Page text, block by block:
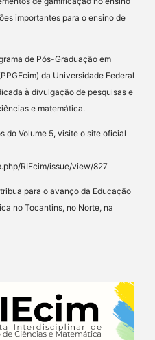
importantes para o ensino de
de Pós-Graduação em
da Universidade Federal
à divulgação de pesquisas e
e matemática.
do Volume 5, visite o site oficial
RIEcim/issue/view/827
para o avanço da Educação
no Tocantins, no Norte, na